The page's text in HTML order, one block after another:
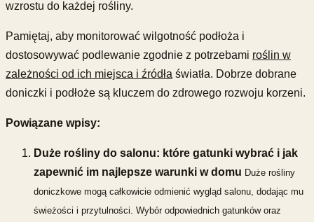
wzrostu do każdej rośliny.
Pamiętaj, aby monitorować wilgotność podłoża i
dostosowywać podlewanie zgodnie z potrzebami roślin w
zależności od ich miejsca i źródła światła. Dobrze dobrane
doniczki i podłoże są kluczem do zdrowego rozwoju korzeni.
Powiązane wpisy:
Duże rośliny do salonu: które gatunki wybrać i jak
zapewnić im najlepsze warunki w domu Duże rośliny
doniczkowe mogą całkowicie odmienić wygląd salonu, dodając mu
świeżości i przytulności. Wybór odpowiednich gatunków oraz